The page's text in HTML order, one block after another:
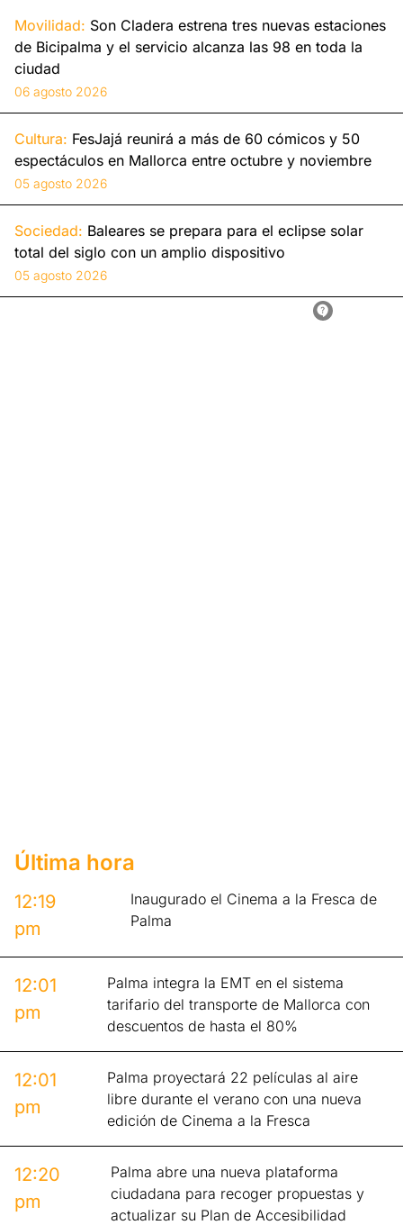
Movilidad: Son Cladera estrena tres nuevas estaciones
de Bicipalma y el servicio alcanza las 98 en toda la
ciudad
06 agosto 2026
Cultura: FesJajá reunirá a más de 60 cómicos y 50
espectáculos en Mallorca entre octubre y noviembre
05 agosto 2026
Sociedad: Baleares se prepara para el eclipse solar
total del siglo con un amplio dispositivo
05 agosto 2026
Última hora
12:19
pm
Inaugurado el Cinema a la Fresca de
Palma
12:01
pm
Palma integra la EMT en el sistema
tarifario del transporte de Mallorca con
descuentos de hasta el 80%
12:01
pm
Palma proyectará 22 películas al aire
libre durante el verano con una nueva
edición de Cinema a la Fresca
12:20
pm
Palma abre una nueva plataforma
ciudadana para recoger propuestas y
actualizar su Plan de Accesibilidad